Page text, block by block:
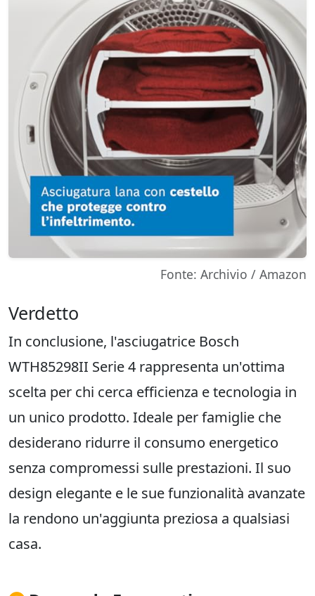
Fonte: Archivio / Amazon
Verdetto
In conclusione, l'asciugatrice Bosch
WTH85298II Serie 4 rappresenta un'ottima
scelta per chi cerca efficienza e tecnologia in
un unico prodotto. Ideale per famiglie che
desiderano ridurre il consumo energetico
senza compromessi sulle prestazioni. Il suo
design elegante e le sue funzionalità avanzate
la rendono un'aggiunta preziosa a qualsiasi
casa.